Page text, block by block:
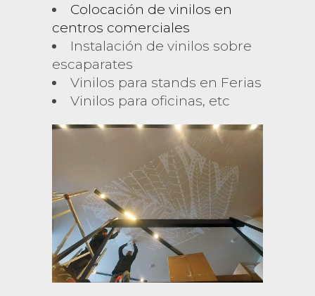
Colocación de vinilos en
centros comerciales
Instalación de vinilos sobre
escaparates
Vinilos para stands en Ferias
Vinilos para oficinas, etc